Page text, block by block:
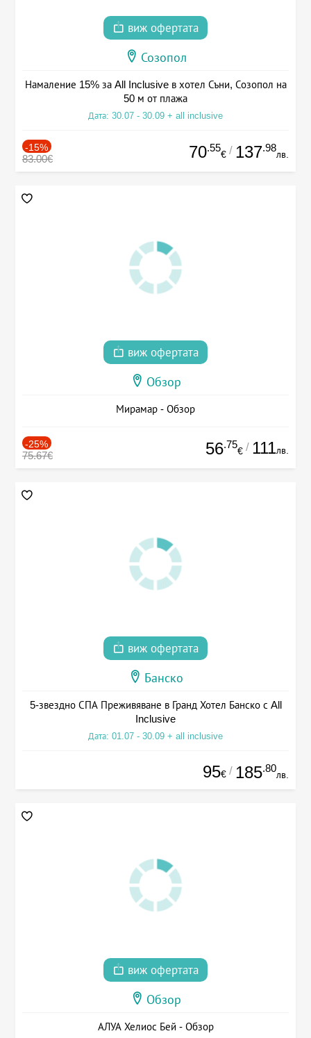
виж офертата
Созопол
Намаление 15% за All Inclusive в хотел Съни, Созопол на
50 м от плажа
Дата: 30.07 - 30.09 + all inclusive
-15%
83.00€ 70.55
€ / 137.98
лв.
виж офертата
Обзор
Мирамар - Обзор
-25%
75.67€ 56.75
€ / 111лв.
виж офертата
Банско
5-звездно СПА Преживяване в Гранд Хотел Банско с All
Inclusive
Дата: 01.07 - 30.09 + all inclusive
95€ / 185.80
лв.
виж офертата
Обзор
АЛУА Хелиос Бей - Обзор